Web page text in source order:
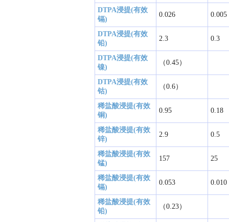
DTPA浸提(有效
镉)
0.026 0.005
DTPA浸提(有效
铅)
2.3 0.3
DTPA浸提(有效
镍)
（0.45）
DTPA浸提(有效
钴)
（0.6）
稀盐酸浸提(有效
铜)
0.95 0.18
稀盐酸浸提(有效
锌)
2.9 0.5
稀盐酸浸提(有效
锰)
157 25
稀盐酸浸提(有效
镉)
0.053 0.010
稀盐酸浸提(有效
铅)
（0.23）